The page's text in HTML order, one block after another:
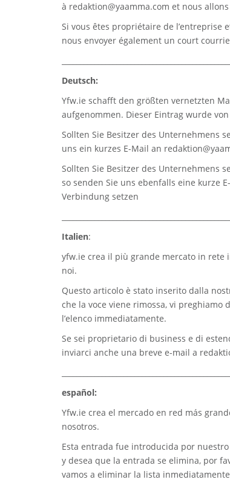
à redaktion@yaamma.com et nous
Si vous êtes propriétaire de l’entreprise
nous envoyer également un court
Deutsch:
Yfw.ie schafft den größten vernetzten
aufgenommen. Dieser Eintrag wurde
Sollten Sie Besitzer des Unternehmens
uns ein kurzes E-Mail an
Sollten Sie Besitzer des Unternehmens
so senden Sie uns ebenfalls eine kurze
Verbindung setzen
Italien:
yfw.ie crea il più grande mercato in rete
noi.
Questo articolo è stato inserito dalla
che la voce viene rimossa, vi preghiamo
l’elenco immediatamente.
Se sei proprietario di business e di
inviarci anche una breve e-mail a
español:
Yfw.ie crea el mercado en red más
nosotros.
Esta entrada fue introducida por
y desea que la entrada se elimina, por
vamos a eliminar la lista